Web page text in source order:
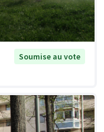
Soumise au vote